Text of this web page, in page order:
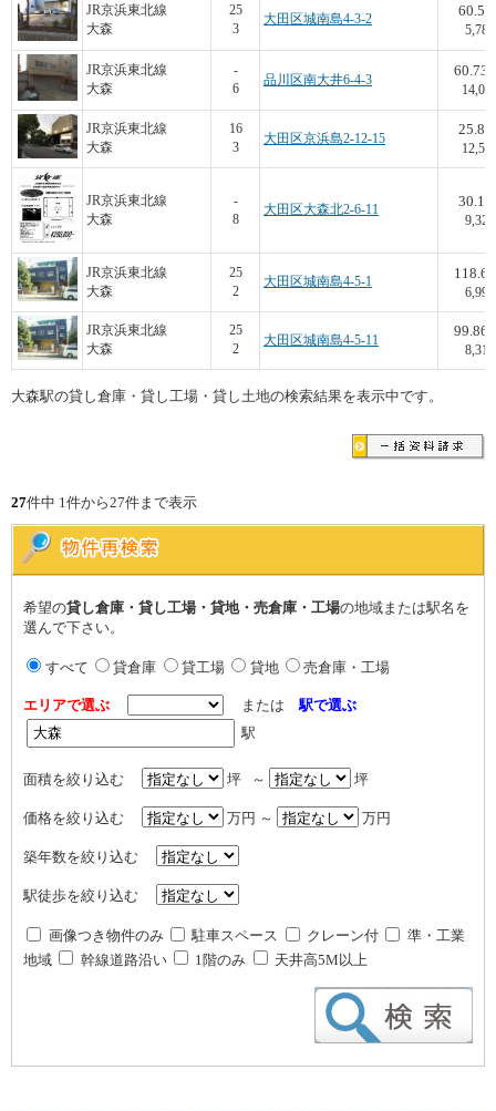
JR京浜東北線
大森
25
3
大田区城南島4-3-2
60.5
5,785
JR京浜東北線
大森
-
6
品川区南大井6-4-3
60.73
JR京浜東北線
大森
16
3
大田区京浜島2-12-15
25.8
JR京浜東北線
大森
-
8
大田区大森北2-6-11
30.1
9,329
JR京浜東北線
大森
25
2
大田区城南島4-5-1
118.6
6,998
JR京浜東北線
大森
25
2
大田区城南島4-5-11
99.86
8,312
大森駅の貸し倉庫・貸し工場・貸し土地の検索結果を表示中です。
27件中 1件から27件まで表示
希望の貸し倉庫・貸し工場・貸地・売倉庫・工場の地域または駅名を
選んで下さい。
すべて 貸倉庫 貸工場 貸地 売倉庫・工場
エリアで選ぶ または駅で選ぶ
駅
面積を絞り込む 坪 ～ 坪
価格を絞り込む 万円 ～ 万円
築年数を絞り込む
駅徒歩を絞り込む
画像つき物件のみ 駐車スペース クレーン付
準・工業
地域
幹線道路沿い 1階のみ 天井高5M以上